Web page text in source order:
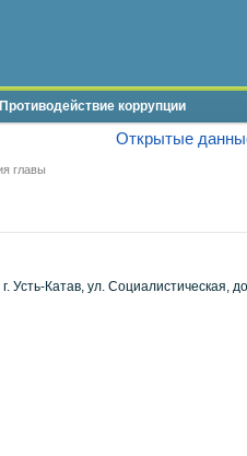
Противодействие коррупции
Открытые
главы
Катав, ул. Социалистическая,